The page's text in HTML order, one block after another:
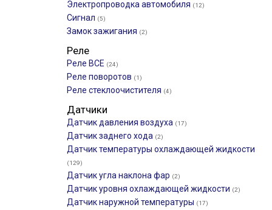
Электропроводка автомобиля (12)
Сигнал (5)
Замок зажигания (2)
Реле
Реле ВСЕ (24)
Реле поворотов (1)
Реле стеклоочистителя (4)
Датчики
Датчик давления воздуха (17)
Датчик заднего хода (2)
Датчик температуры охлаждающей жидкости
(129)
Датчик угла наклона фар (2)
Датчик уровня охлаждающей жидкости (2)
Датчик наружной температуры (17)